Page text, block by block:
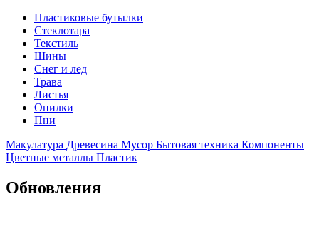
Пластиковые бутылки
Стеклотара
Текстиль
Шины
Снег и лед
Трава
Листья
Опилки
Пни
Макулатура Древесина Мусор Бытовая техника Компоненты
Цветные металлы Пластик
Обновления